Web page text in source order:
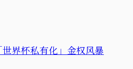
界杯私有化」金权风暴